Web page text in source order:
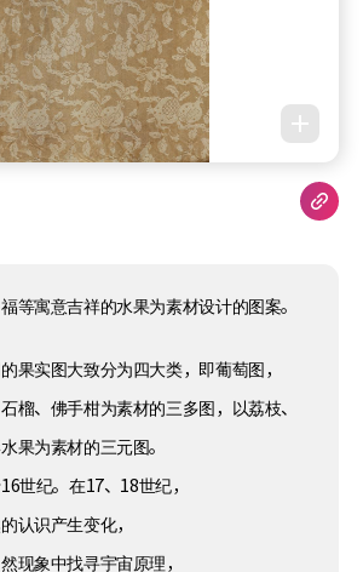
等寓意吉祥的水果为素材设计的图案。
果实图大致分为四大类，即葡萄图，
榴、佛手柑为素材的三多图，以荔枝、
果为素材的三元图。
世纪。在17、18世纪，
认识产生变化，
现象中找寻宇宙原理，